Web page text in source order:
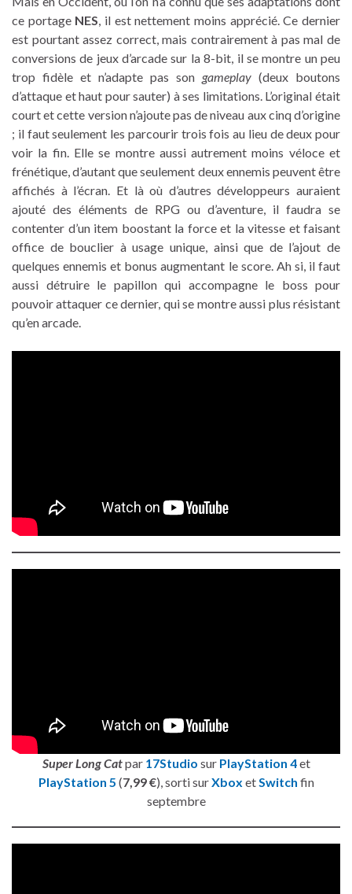
ce portage NES , il est nettement moins apprécié. Ce dernier
est pourtant assez correct, mais contrairement à pas mal de
conversions de jeux d’arcade sur la 8-bit, il se montre un peu
trop fidèle et n’adapte pas son gameplay (deux boutons
d’attaque et haut pour sauter) à ses limitations. L’original était
court et cette version n’ajoute pas de niveau aux cinq d’origine
; il faut seulement les parcourir trois fois au lieu de deux pour
voir la fin. Elle se montre aussi autrement moins véloce et
frénétique, d’autant que seulement deux ennemis peuvent être
affichés à l’écran. Et là où d’autres développeurs auraient
ajouté des éléments de RPG ou d’aventure, il faudra se
contenter d’un item boostant la force et la vitesse et faisant
office de bouclier à usage unique, ainsi que de l’ajout de
quelques ennemis et bonus augmentant le score. Ah si, il faut
aussi détruire le papillon qui accompagne le boss pour
pouvoir attaquer ce dernier, qui se montre aussi plus résistant
qu’en arcade.
Super Long Catpar 17Studio sur PlayStation 4et
PlayStation 5 (7,99 €), sorti surXbox etSwitch fin
septembre